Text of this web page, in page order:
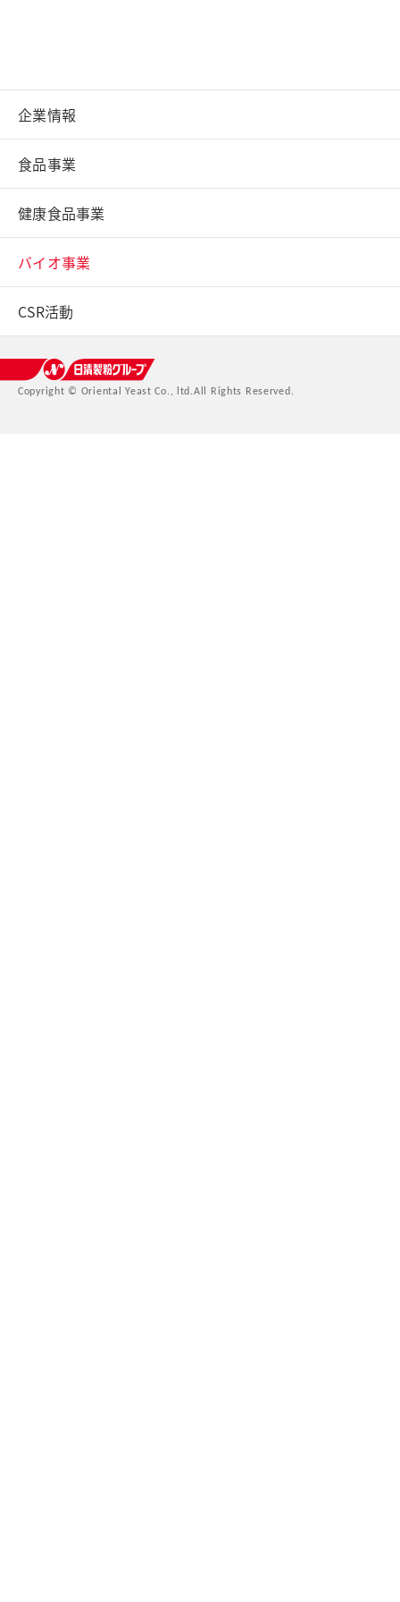
企業情報
食品事業
健康食品事業
バイオ事業
CSR活動
日清製粉グループ
Copyright © Oriental Yeast Co., ltd.All Rights Reserved.